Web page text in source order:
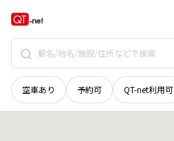
空車あり 予約可 QT-net利用可
和歌山県